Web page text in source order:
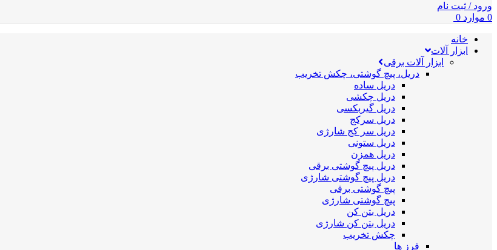
ورود / ثبت نام
0 موارد 0
خانه
ابزار آلات
ابزار آلات برقی
دریل، پیچ گوشتی، چکش تخریب
دریل ساده
دریل چکشی
دریل گیربکسی
دریل سرکج
دریل سر کج شارژی
دریل ستونی
دریل همزن
دریل پیچ گوشتی برقی
دریل پیچ گوشتی شارژی
پیچ گوشتی برقی
پیچ گوشتی شارژی
دریل بتن کن
دریل بتن کن شارژی
چکش تخریب
فرز ها